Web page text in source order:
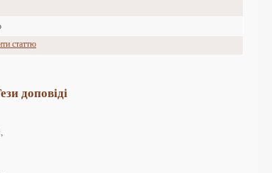
статтю
доповіді